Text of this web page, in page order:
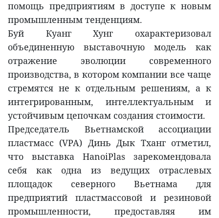
помощь предприятиям в доступе к новым
промышленным тенденциям.
Буй Куанг Хунг охарактеризовал
объединенную выставочную модель как
отражение эволюции современного
производства, в котором компании все чаще
стремятся не к отдельным решениям, а к
интегрированным, интеллектуальным и
устойчивым цепочкам создания стоимости.
Председатель Вьетнамской ассоциации
пластмасс (VPA) Динь Дык Тханг отметил,
что выставка HanoiPlas зарекомендовала
себя как одна из ведущих отраслевых
площадок северного Вьетнама для
предприятий пластмассовой и резиновой
промышленности, предоставляя им